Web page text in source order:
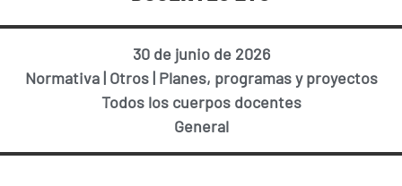
30 de junio de 2026
Normativa| Otros| Planes, programas y proyectos
Todos los cuerpos docentes
General